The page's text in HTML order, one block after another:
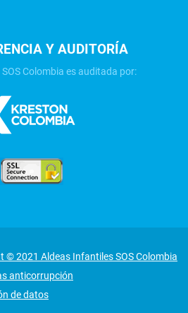
Y AUDITORÍA
Colombia es auditada por:
© 2021 Aldeas Infantiles SOS Colombia
anticorrupción
de datos